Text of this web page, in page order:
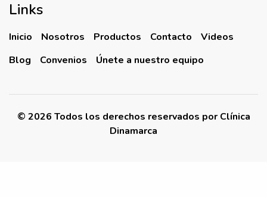
Links
Inicio Nosotros Productos Contacto
Videos
Blog
Convenios Únete a nuestro equipo
© 2026 Todos los derechos reservados por Clínica
Dinamarca